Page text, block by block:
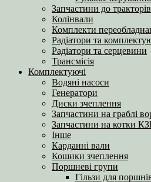
Запчастини до
Колінвали
Комплекти
Радіатори та
Радіатори та серцевини
Трансмісія
Комплектуючі
Водяні насоси
Генератори
Диски зчеплення
Запчастини на граблі
Запчастини на котки
Інше
Карданні вали
Кошики зчеплення
Поршневі групи
Гільзи для